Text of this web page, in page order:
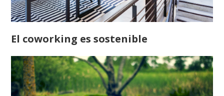
El coworking es sostenible